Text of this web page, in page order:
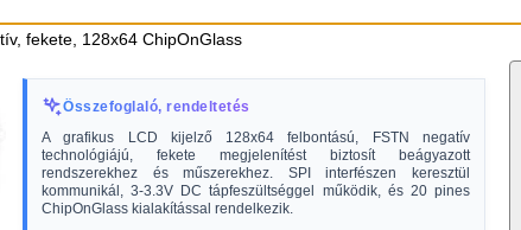
fekete, 128x64 ChipOnGlass
Összefoglaló, rendeltetés
A grafikus LCD kijelző 128x64 felbontású, FSTN negatív
technológiájú, fekete megjelenítést biztosít beágyazott
rendszerekhez és műszerekhez. SPI interfészen keresztül
kommunikál, 3-3.3V DC tápfeszültséggel működik, és 20 pines
ChipOnGlass kialakítással rendelkezik.